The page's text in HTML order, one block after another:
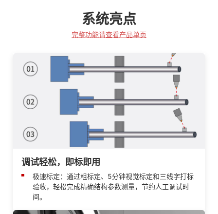
系统亮点
完整功能请查看产品单页
调试轻松，即标即用
极速标定：通过粗标定、5分钟视觉标定和三线字打标
验收，轻松完成精确结构参数测量，节约人工调试时
间。